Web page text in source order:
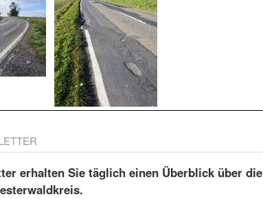
erhalten Sie täglich einen Überblick über die